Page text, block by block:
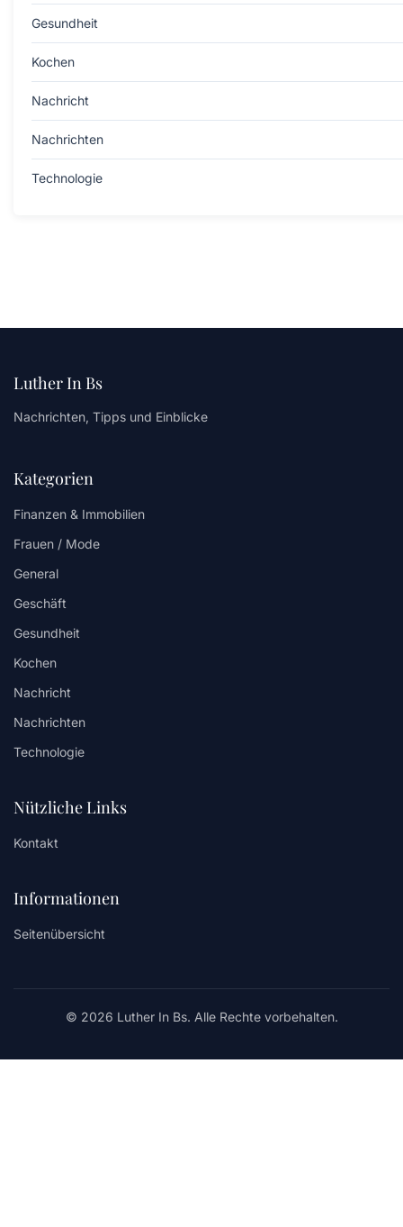
Gesundheit
Kochen
Nachricht
Nachrichten
Technologie
Luther In Bs
Nachrichten, Tipps und Einblicke
Kategorien
Finanzen & Immobilien
Frauen / Mode
General
Geschäft
Gesundheit
Kochen
Nachricht
Nachrichten
Technologie
Nützliche Links
Kontakt
Informationen
Seitenübersicht
© 2026 Luther In Bs. Alle Rechte vorbehalten.